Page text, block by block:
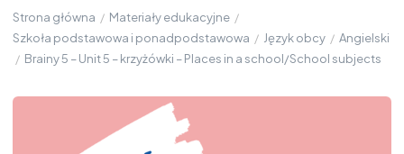
Strona główna / Materiały edukacyjne /
Szkoła podstawowa i ponadpodstawowa / Język obcy / Angielski
/ Brainy 5 – Unit 5 – krzyżówki – Places in a school/School subjects